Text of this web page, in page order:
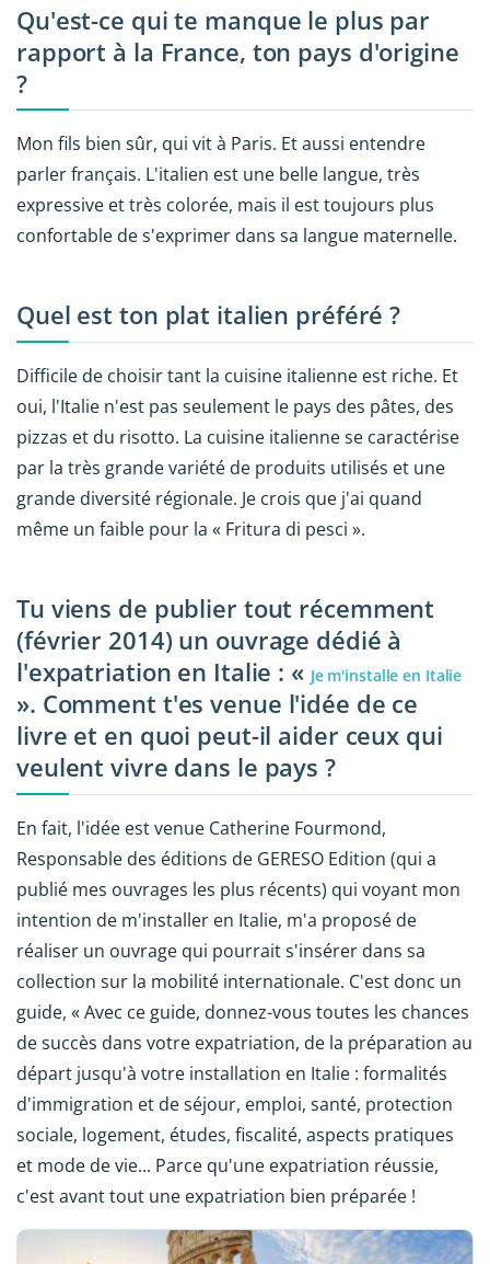
Qu'est-ce qui te manque le plus par
rapport à la France, ton pays d'origine
?
Mon fils bien sûr, qui vit à Paris. Et aussi entendre
parler français. L'italien est une belle langue, très
expressive et très colorée, mais il est toujours plus
confortable de s'exprimer dans sa langue maternelle.
Quel est ton plat italien préféré ?
Difficile de choisir tant la cuisine italienne est riche. Et
oui, l'Italie n'est pas seulement le pays des pâtes, des
pizzas et du risotto. La cuisine italienne se caractérise
par la très grande variété de produits utilisés et une
grande diversité régionale. Je crois que j'ai quand
même un faible pour la « Fritura di pesci ».
Tu viens de publier tout récemment
(février 2014) un ouvrage dédié à
l'expatriation en Italie : « Je m'installe en Italie
». Comment t'es venue l'idée de ce
livre et en quoi peut-il aider ceux qui
veulent vivre dans le pays ?
En fait, l'idée est venue Catherine Fourmond,
Responsable des éditions de GERESO Edition (qui a
publié mes ouvrages les plus récents) qui voyant mon
intention de m'installer en Italie, m'a proposé de
réaliser un ouvrage qui pourrait s'insérer dans sa
collection sur la mobilité internationale. C'est donc un
guide, « Avec ce guide, donnez-vous toutes les chances
de succès dans votre expatriation, de la préparation au
départ jusqu'à votre installation en Italie : formalités
d'immigration et de séjour, emploi, santé, protection
sociale, logement, études, fiscalité, aspects pratiques
et mode de vie... Parce qu'une expatriation réussie,
c'est avant tout une expatriation bien préparée !